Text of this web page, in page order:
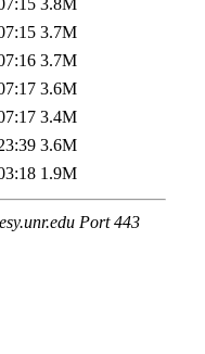
3.8M
3.7M
3.7M
3.6M
3.4M
3.6M
1.9M
Port 443